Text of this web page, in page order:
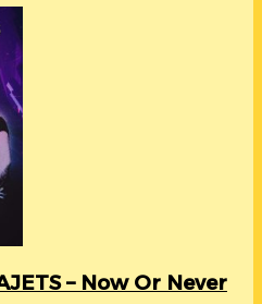
– Now Or Never